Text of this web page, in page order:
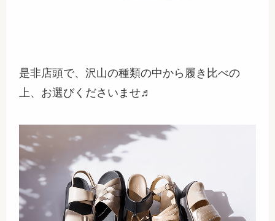
是非店頭で、沢山の種類の中から履き比べの
上、お選びくださいませ♬